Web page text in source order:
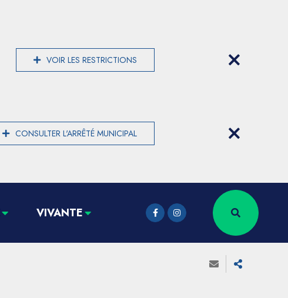
VOIR LES RESTRICTIONS
CONSULTER L'ARRÊTÉ MUNICIPAL
VIVANTE